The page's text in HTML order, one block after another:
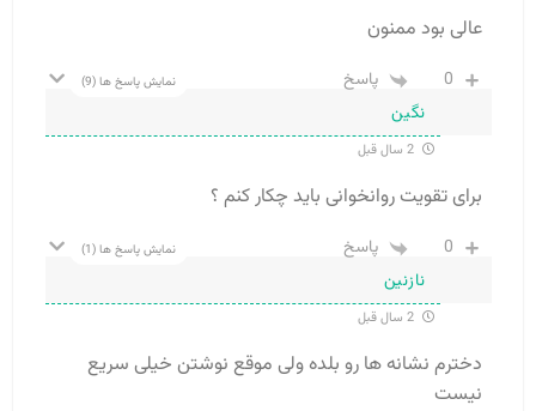
عالی بود ممنون
0 پاسخ نمایش پاسخ ها(9)
نگین
2 سال قبل
برای تقویت روانخوانی باید چکار کنم ؟
0 پاسخ نمایش پاسخ ها(1)
نازنین
2 سال قبل
دخترم نشانه ها رو بلده ولی موقع نوشتن خیلی سریع
نیست